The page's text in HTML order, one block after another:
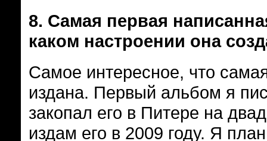
8. Самая первая
каком настроении она
Самое интересное, что
издана. Первый альбом я
закопал его в Питере на
издам его в 2009 году. Я